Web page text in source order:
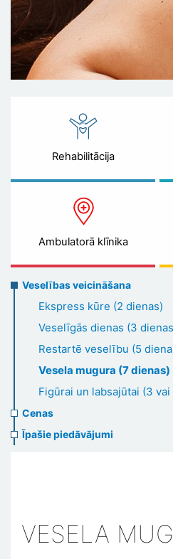
Rehabilitācija
Ambulatorā klīnika
Preventive
healthcare
Veselības veicināšana
Ekspress kūre (2 dienas)
Veselīgās dienas (3
Restartē veselību (5
Vesela mugura (7 dienas)
Figūrai un labsajūtai (3 vai
Cenas
Īpašie piedāvājumi
VESELA